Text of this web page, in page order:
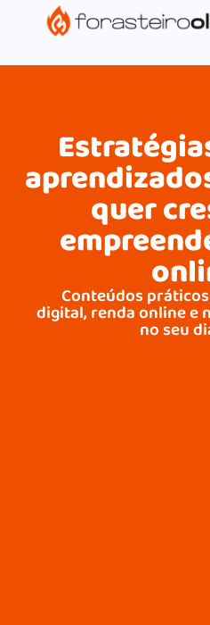
G-XVBZZCFH00pub-
17954400846.
quer
Conteúdos
digital, renda online e
no seu